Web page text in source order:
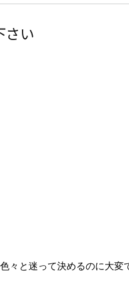
さい
々と迷って決めるのに大変